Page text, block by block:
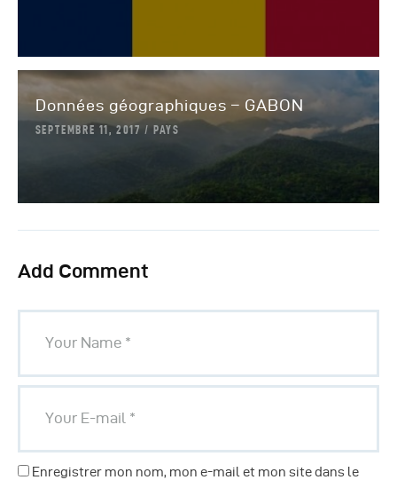
Données géographiques – GABON
SEPTEMBRE 11, 2017 PAYS
Add Comment
Enregistrer mon nom, mon e-mail et mon site dans le